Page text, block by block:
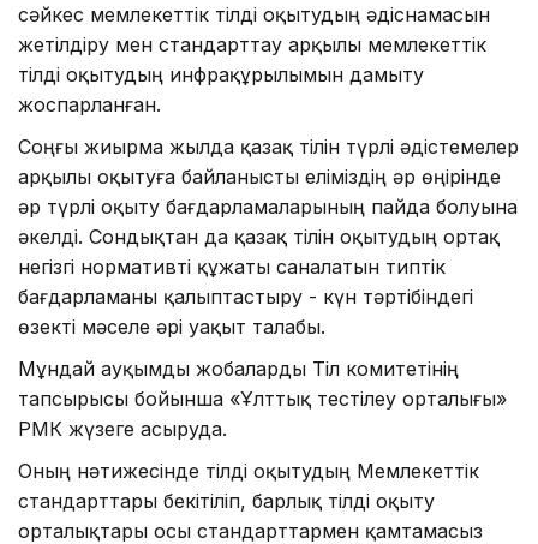
сәйкес мемлекеттік тілді оқытудың әдіснамасын
жетілдіру мен стандарттау арқылы мемлекеттік
тілді оқытудың инфрақұрылымын дамыту
жоспарланған.
Соңғы жиырма жылда қазақ тілін түрлі әдістемелер
арқылы оқытуға байланысты еліміздің әр өңірінде
әр түрлі оқыту бағдарламаларының пайда болуына
әкелді. Сондықтан да қазақ тілін оқытудың ортақ
негізгі нормативті құжаты саналатын типтік
бағдарламаны қалыптастыру - күн тәртібіндегі
өзекті мәселе әрі уақыт талабы.
Мұндай ауқымды жобаларды Тіл комитетінің
тапсырысы бойынша «Ұлттық тестілеу орталығы»
РМҚК жүзеге асыруда.
Оның нәтижесінде тілді оқытудың Мемлекеттік
стандарттары бекітіліп, барлық тілді оқыту
орталықтары осы стандарттармен қамтамасыз